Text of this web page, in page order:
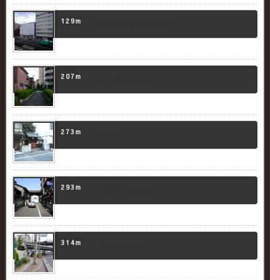
129m
207m
273m
293m
314m